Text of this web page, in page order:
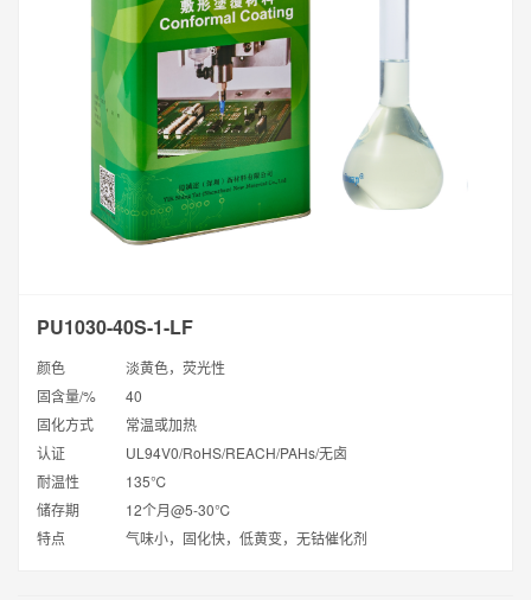
PU1030-40S-1-LF
颜色
淡黄色，荧光性
固含量/%
40
固化方式
常温或加热
认证
UL94V0/RoHS/REACH/PAHs/无卤
耐温性
135℃
储存期
12个月@5-30℃
特点
气味小，固化快，低黄变，无钴催化剂